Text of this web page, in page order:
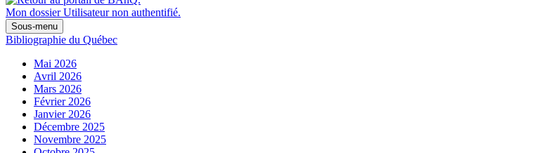
Mon dossier Utilisateur non authentifié.
Sous-menu
Bibliographie du Québec
Mai 2026
Avril 2026
Mars 2026
Février 2026
Janvier 2026
Décembre 2025
Novembre 2025